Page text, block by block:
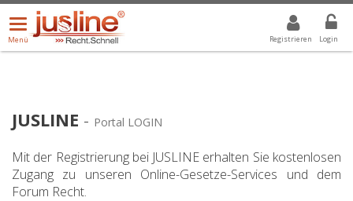
Registrieren Login
Menü
öffnen/schließen
Menü
ALLE DROPDOWN: GEWÄHLTER WERT IST ALLE
JUSLINE - Portal LOGIN
Mit der Registrierung bei JUSLINE erhalten Sie kostenlosen
Zugang zu unseren Online-Gesetze-Services und dem
Forum Recht.